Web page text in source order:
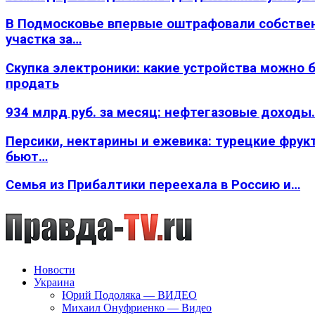
В Подмосковье впервые оштрафовали
участка за…
Скупка электроники: какие устройства можно
продать
934 млрд руб. за месяц: нефтегазовые
Персики, нектарины и ежевика: турецкие
бьют…
Семья из Прибалтики переехала в Россию и…
Новости
Украина
Юрий Подоляка — ВИДЕО
Михаил Онуфриенко — Видео